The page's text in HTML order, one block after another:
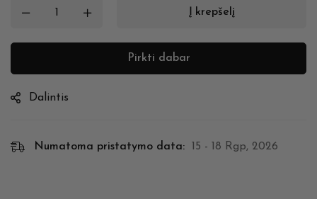
Į krepšelį
Pirkti dabar
Dalintis
Numatoma pristatymo data: 15 - 18 Rgp, 2026